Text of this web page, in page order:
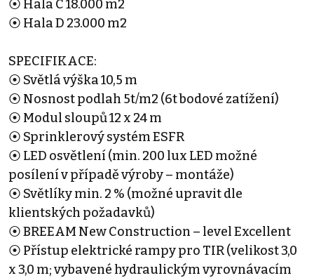
⦿ Hala C 18.000 m2
⦿ Hala D 23.000 m2
SPECIFIKACE:
⦿ Světlá výška 10,5 m
⦿ Nosnost podlah 5t/m2 (6t bodové zatížení)
⦿ Modul sloupů 12 x 24 m
⦿ Sprinklerový systém ESFR
⦿ LED osvětlení (min. 200 lux LED možné
posílení v případě výroby – montáže)
⦿ Světlíky min. 2 % (možné upravit dle
klientských požadavků)
⦿ BREEAM New Construction – level Excellent
⦿ Přístup elektrické rampy pro TIR (velikost 3,0
x 3,0 m; vybavené hydraulickým vyrovnávacím